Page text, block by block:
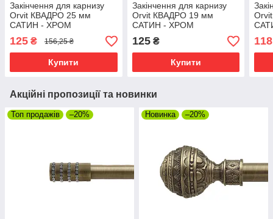
Закінчення для карнизу
Orvit КВАДРО 25 мм
САТИН - ХРОМ
125 ₴ 156,25 ₴
Купити
Закінчення для карнизу
Orvit КВАДРО 19 мм
САТИН - ХРОМ
125₴
Купити
118
Акційні пропозиції та новинки
Топ продажів –20% Новинка –20%